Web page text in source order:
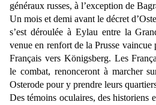
généraux russes, à l’exception de
Un mois et demi avant le décret
s’est déroulée à Eylau entre la
venue en renfort de la Prusse vaincue
Français vers Königsberg. Les
le combat, renonceront à marcher
Osterode pour y prendre leurs
Des témoins oculaires, des historiens